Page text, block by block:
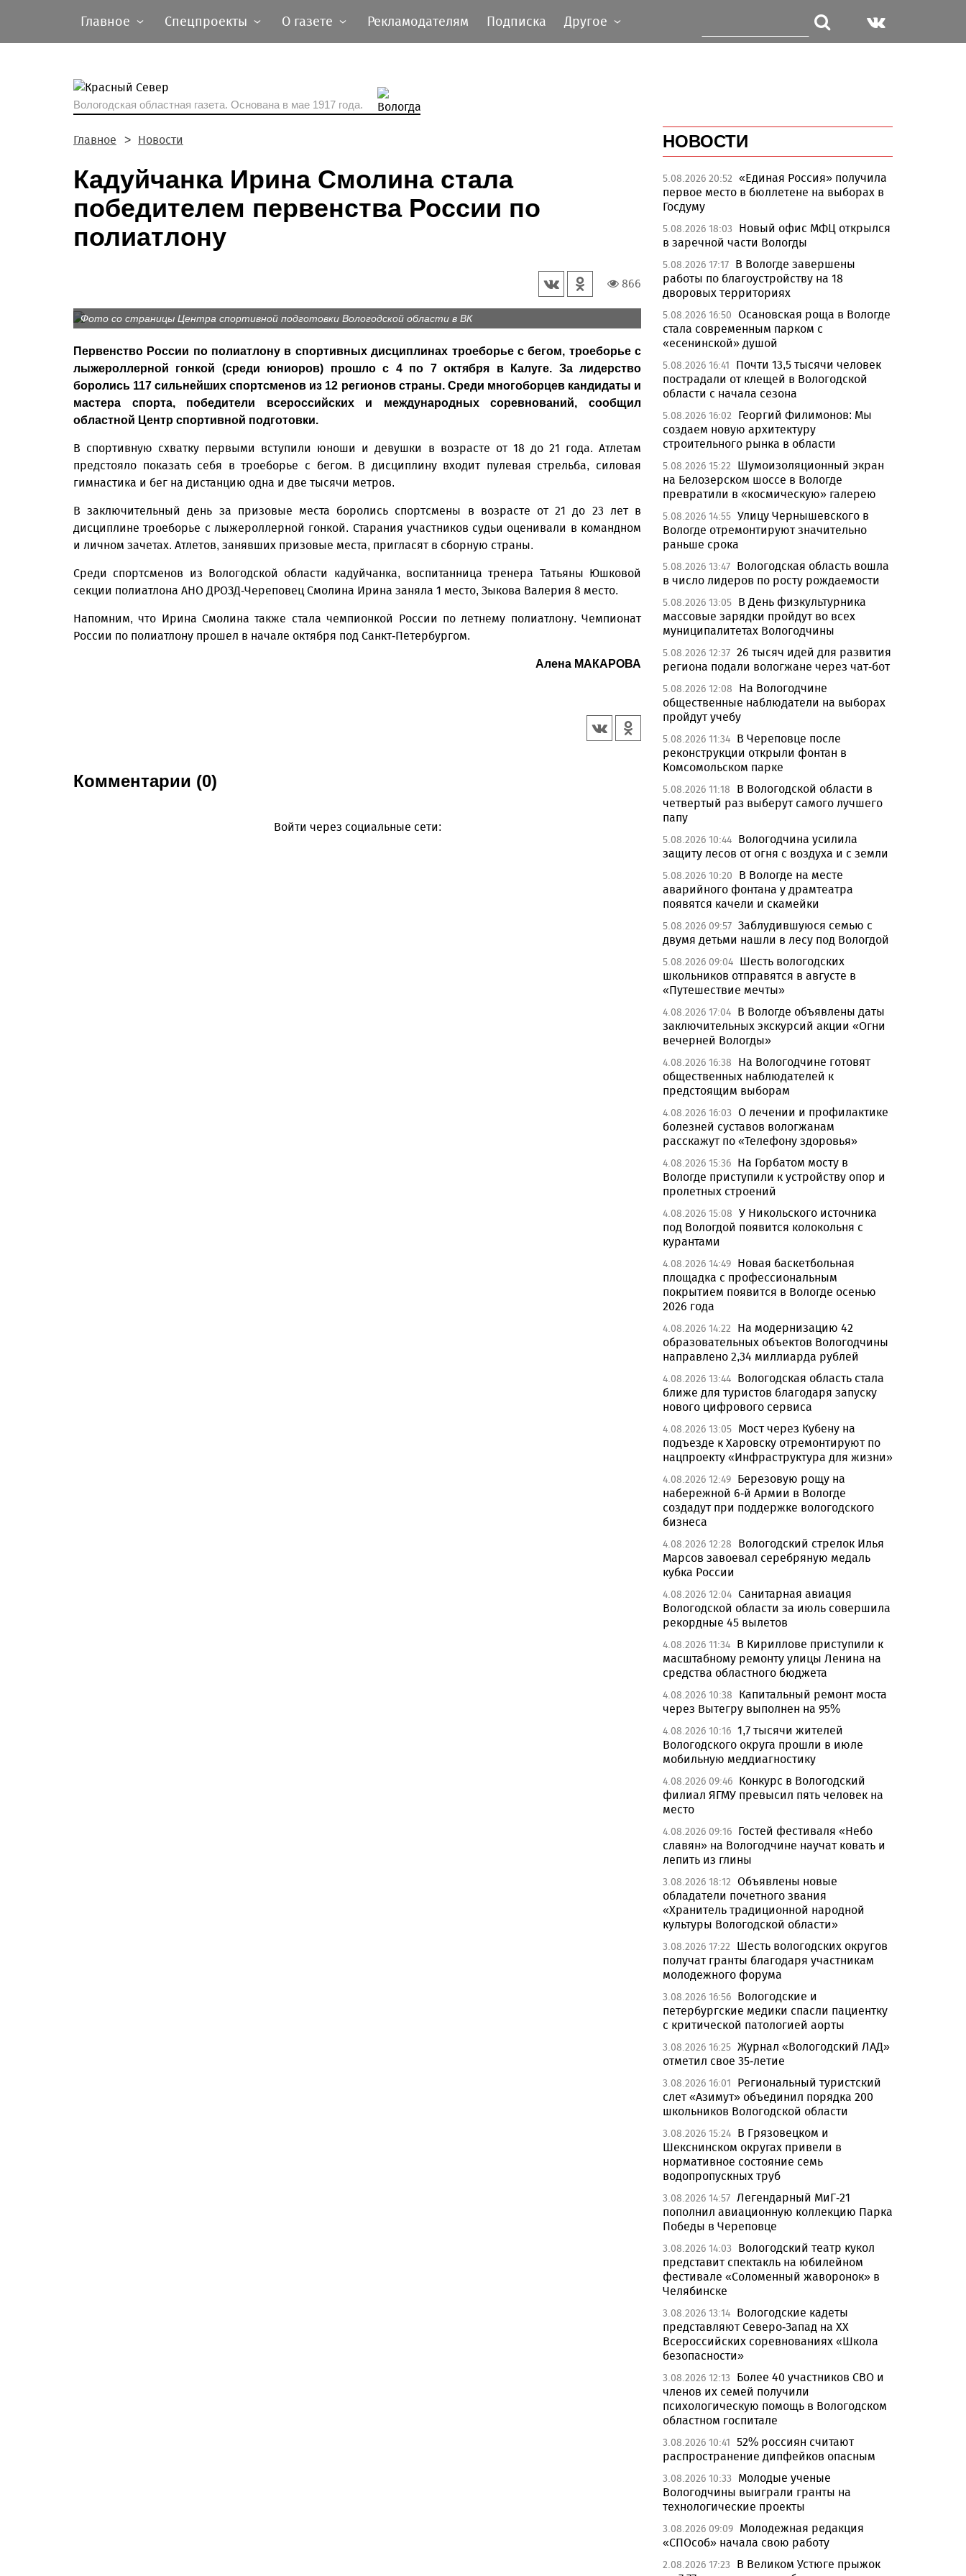
Главное Спецпроекты О газете Рекламодателям Подписка Другое
Вологодская областная газета. Основана в мае 1917 года.
Главное Новости
Кадуйчанка Ирина Смолина стала
победителем первенства России по
полиатлону
866
Фото со страницы Центра спортивной подготовки Вологодской области в ВК
Первенство России по полиатлону в спортивных дисциплинах троеборье с бегом, троеборье с
лыжероллерной гонкой (среди юниоров) прошло с 4 по 7 октября в Калуге. За лидерство
боролись 117 сильнейших спортсменов из 12 регионов страны. Среди многоборцев кандидаты и
мастера спорта, победители всероссийских и международных соревнований, сообщил
областной Центр спортивной подготовки.
В спортивную схватку первыми вступили юноши и девушки в возрасте от 18 до 21 года. Атлетам
предстояло показать себя в троеборье с бегом. В дисциплину входит пулевая стрельба, силовая
гимнастика и бег на дистанцию одна и две тысячи метров.
В заключительный день за призовые места боролись спортсмены в возрасте от 21 до 23 лет в
дисциплине троеборье с лыжероллерной гонкой. Старания участников судьи оценивали в командном
и личном зачетах. Атлетов, занявших призовые места, пригласят в сборную страны.
Среди спортсменов из Вологодской области кадуйчанка, воспитанница тренера Татьяны Юшковой
секции полиатлона АНО ДРОЗД-Череповец Смолина Ирина заняла 1 место, Зыкова Валерия 8 место.
Напомним, что Ирина Смолина также стала чемпионкой России по летнему полиатлону. Чемпионат
России по полиатлону прошел в начале октября под Санкт-Петербургом.
Алена МАКАРОВА
Комментарии (0)
Войти через социальные сети:
НОВОСТИ
5.08.2026 20:52 «Единая Россия» получила
первое место в бюллетене на выборах в
Госдуму
5.08.2026 18:03
Новый офис МФЦ открылся
в заречной части Вологды
5.08.2026 17:17 В Вологде завершены
работы по благоустройству на 18
дворовых территориях
5.08.2026 16:50 Осановская роща в Вологде
стала современным парком с
«есенинской» душой
5.08.2026 16:41
Почти 13,5 тысячи человек
пострадали от клещей в Вологодской
области с начала сезона
5.08.2026 16:02
Георгий Филимонов: Мы
создаем новую архитектуру
строительного рынка в области
5.08.2026 15:22
Шумоизоляционный экран
на Белозерском шоссе в Вологде
превратили в «космическую» галерею
5.08.2026 14:55 Улицу Чернышевского в
Вологде отремонтируют значительно
раньше срока
5.08.2026 13:47 Вологодская область вошла
в число лидеров по росту рождаемости
5.08.2026 13:05 В День физкультурника
массовые зарядки пройдут во всех
муниципалитетах Вологодчины
5.08.2026 12:37 26 тысяч идей для развития
региона подали вологжане через чат-бот
5.08.2026 12:08
На Вологодчине
общественные наблюдатели на выборах
пройдут учебу
5.08.2026 11:34 В Череповце после
реконструкции открыли фонтан в
Комсомольском парке
5.08.2026 11:18
В Вологодской области в
четвертый раз выберут самого лучшего
папу
5.08.2026 10:44 Вологодчина усилила
защиту лесов от огня с воздуха и с земли
5.08.2026 10:20
В Вологде на месте
аварийного фонтана у драмтеатра
появятся качели и скамейки
5.08.2026 09:57 Заблудившуюся семью с
двумя детьми нашли в лесу под Вологдой
5.08.2026 09:04 Шесть вологодских
школьников отправятся в августе в
«Путешествие мечты»
4.08.2026 17:04 В Вологде объявлены даты
заключительных экскурсий акции «Огни
вечерней Вологды»
4.08.2026 16:38
На Вологодчине готовят
общественных наблюдателей к
предстоящим выборам
4.08.2026 16:03 О лечении и профилактике
болезней суставов вологжанам
расскажут по «Телефону здоровья»
4.08.2026 15:36 На Горбатом мосту в
Вологде приступили к устройству опор и
пролетных строений
4.08.2026 15:08 У Никольского источника
под Вологдой появится колокольня с
курантами
4.08.2026 14:49 Новая баскетбольная
площадка с профессиональным
покрытием появится в Вологде осенью
2026 года
4.08.2026 14:22
На модернизацию 42
образовательных объектов Вологодчины
направлено 2,34 миллиарда рублей
4.08.2026 13:44 Вологодская область стала
ближе для туристов благодаря запуску
нового цифрового сервиса
4.08.2026 13:05 Мост через Кубену на
подъезде к Харовску отремонтируют по
нацпроекту «Инфраструктура для жизни»
4.08.2026 12:49 Березовую рощу на
набережной 6-й Армии в Вологде
создадут при поддержке вологодского
бизнеса
4.08.2026 12:28
Вологодский стрелок Илья
Марсов завоевал серебряную медаль
кубка России
4.08.2026 12:04 Санитарная авиация
Вологодской области за июль совершила
рекордные 45 вылетов
4.08.2026 11:34 В Кириллове приступили к
масштабному ремонту улицы Ленина на
средства областного бюджета
4.08.2026 10:38
Капитальный ремонт моста
через Вытегру выполнен на 95%
4.08.2026 10:16 1,7 тысячи жителей
Вологодского округа прошли в июле
мобильную меддиагностику
4.08.2026 09:46 Конкурс в Вологодский
филиал ЯГМУ превысил пять человек на
место
4.08.2026 09:16 Гостей фестиваля «Небо
славян» на Вологодчине научат ковать и
лепить из глины
3.08.2026 18:12 Объявлены новые
обладатели почетного звания
«Хранитель традиционной народной
культуры Вологодской области»
3.08.2026 17:22
Шесть вологодских округов
получат гранты благодаря участникам
молодежного форума
3.08.2026 16:56 Вологодские и
петербургские медики спасли пациентку
с критической патологией аорты
3.08.2026 16:25 Журнал «Вологодский ЛАД»
отметил свое 35-летие
3.08.2026 16:01
Региональный туристский
слет «Азимут» объединил порядка 200
школьников Вологодской области
3.08.2026 15:24 В Грязовецком и
Шекснинском округах привели в
нормативное состояние семь
водопропускных труб
3.08.2026 14:57 Легендарный МиГ-21
пополнил авиационную коллекцию Парка
Победы в Череповце
3.08.2026 14:03
Вологодский театр кукол
представит спектакль на юбилейном
фестивале «Соломенный жаворонок» в
Челябинске
3.08.2026 13:14 Вологодские кадеты
представляют Северо-Запад на XX
Всероссийских соревнованиях «Школа
безопасности»
3.08.2026 12:13
Более 40 участников СВО и
членов их семей получили
психологическую помощь в Вологодском
областном госпитале
3.08.2026 10:41 52% россиян считают
распространение дипфейков опасным
3.08.2026 10:33
Молодые ученые
Вологодчины выиграли гранты на
технологические проекты
3.08.2026 09:09 Молодежная редакция
«СПОсоб» начала свою работу
2.08.2026 17:23
В Великом Устюге прыжок